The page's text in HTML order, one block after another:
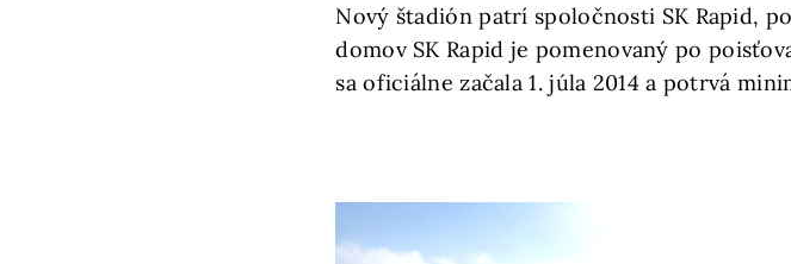
Nový štadión patrí spoločnosti SK Rapid,
domov SK Rapid je pomenovaný po
sa oficiálne začala 1. júla 2014 a potrvá